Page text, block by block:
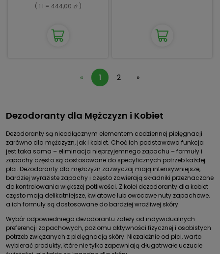
( 1 l = 444,00 zł )
« 1 2 »
Dezodoranty dla Mężczyzn i Kobiet
Dezodoranty są nieodłącznym elementem codziennej pielęgnacji
zarówno dla mężczyzn, jak i kobiet. Choć ich podstawowa funkcja
jest taka sama – eliminacja nieprzyjemnego zapachu – formuły i
zapachy często są dostosowane do specyficznych potrzeb każdej
płci. Dezodoranty dla mężczyzn zazwyczaj mają intensywniejsze,
bardziej wyraziste zapachy i często zawierają składniki przeznaczone
do kontrolowania większej potliwości. Z kolei dezodoranty dla kobiet
często mają delikatniejsze, kwiatowe lub owocowe nuty zapachowe,
a ich formuły są dostosowane do bardziej wrażliwej skóry.
Wybór odpowiedniego dezodorantu zależy od indywidualnych
preferencji zapachowych, poziomu aktywności fizycznej i osobistych
potrzeb związanych z pielęgnacją skóry. Niezależnie od płci, warto
wybierać produkty, które nie tylko zapewniają długotrwałe uczucie